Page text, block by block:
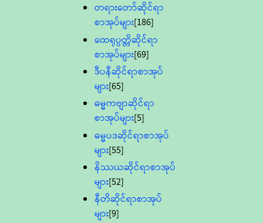
တရားတော်ဆိုင်ရာ
စာအုပ်များ[186]
ထေရုပ္ပတ္တိဆိုင်ရာ
စာအုပ်များ[69]
ဒီပနီဆိုင်ရာစာအုပ်
များ[65]
ဓမ္မကဗျာဆိုင်ရာ
စာအုပ်များ[5]
ဓမ္မပဒဆိုင်ရာစာအုပ်
များ[55]
နိဿယဆိုင်ရာစာအုပ်
များ[52]
နီတိဆိုင်ရာစာအုပ်
များ[9]